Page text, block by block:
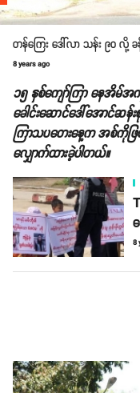
တန်ကြေး ဒေါ်လာ သန်း ၉၀ လို့
8 years ago
၁၅ နှစ်ကျော်ကြာ နေအိမ်အ
ခေါင်းဆောင်ဒေါ်အောင်
ကြာသပတေးနေ့က အစ်ကို
လျှောက်ထားခဲ့ပါတယ်။
8